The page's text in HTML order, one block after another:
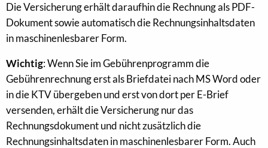
Die Versicherung erhält daraufhin die Rechnung als PDF-
Dokument sowie automatisch die Rechnungsinhaltsdaten
in maschinenlesbarer Form.
Wichtig: Wenn Sie im Gebührenprogramm die
Gebührenrechnung erst als Briefdatei nach MS Word oder
in die KTV übergeben und erst von dort per E-Brief
versenden, erhält die Versicherung nur das
Rechnungsdokument und nicht zusätzlich die
Rechnungsinhaltsdaten in maschinenlesbarer Form. Auch